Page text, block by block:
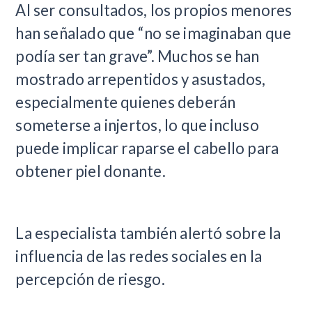
Al ser consultados, los propios menores
han señalado que “no se imaginaban que
podía ser tan grave”. Muchos se han
mostrado arrepentidos y asustados,
especialmente quienes deberán
someterse a injertos, lo que incluso
puede implicar raparse el cabello para
obtener piel donante.
La especialista también alertó sobre la
influencia de las redes sociales en la
percepción de riesgo.